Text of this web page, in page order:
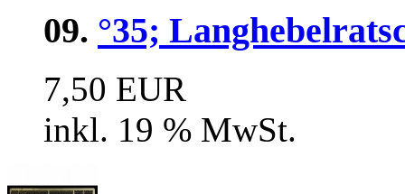
09. °35;
7,50 EUR
inkl. 19 % MwSt.